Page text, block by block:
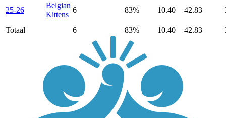
25-26
Belgian
Kittens
6 83% 10.40 42.83
Totaal 6 83% 10.40 42.83